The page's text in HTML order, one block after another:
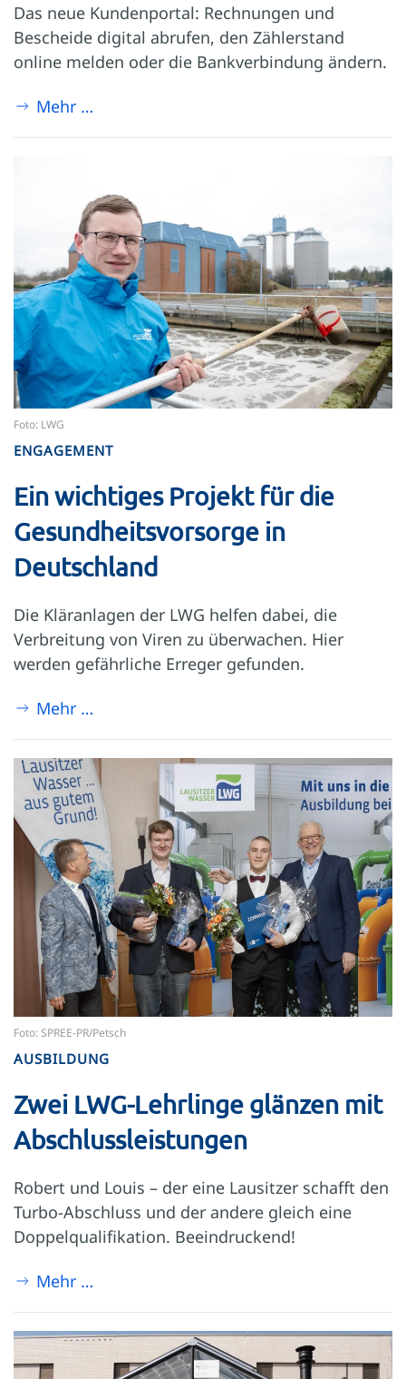
Das neue Kundenportal: Rechnungen und
Bescheide digital abrufen, den Zählerstand
online melden oder die Bankverbindung ändern.
Mehr …
Foto: LWG
ENGAGEMENT
Ein wichtiges Projekt für die
Gesundheitsvorsorge in
Deutschland
Die Kläranlagen der LWG helfen dabei, die
Verbreitung von Viren zu überwachen. Hier
werden gefährliche Erreger gefunden.
Mehr …
Foto: SPREE-PR/Petsch
AUSBILDUNG
Zwei LWG-Lehrlinge glänzen mit
Abschlussleistungen
Robert und Louis – der eine Lausitzer schafft den
Turbo-Abschluss und der andere gleich eine
Doppelqualifikation. Beeindruckend!
Mehr …